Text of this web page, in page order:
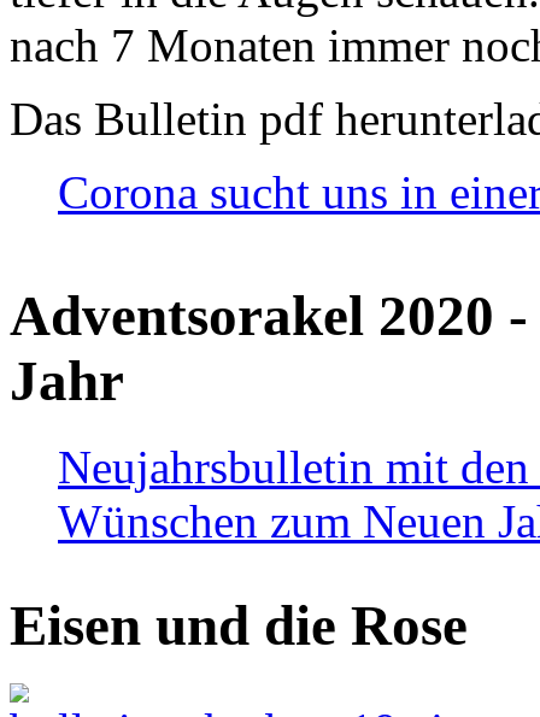
nach 7 Monaten immer
Das Bulletin pdf
Corona sucht uns in
Adventsorakel 2020
Jahr
Neujahrsbulletin mit den
Wünschen zum Neuen
Eisen und die Rose